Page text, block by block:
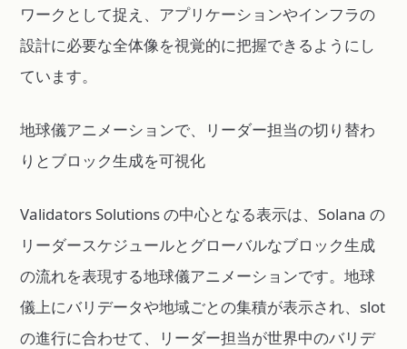
ワークとして捉え、アプリケーションやインフラの
設計に必要な全体像を視覚的に把握できるようにし
ています。
地球儀アニメーションで、リーダー担当の切り替わ
りとブロック生成を可視化
Validators Solutions の中心となる表示は、Solana の
リーダースケジュールとグローバルなブロック生成
の流れを表現する地球儀アニメーションです。地球
儀上にバリデータや地域ごとの集積が表示され、slot
の進行に合わせて、リーダー担当が世界中のバリデ